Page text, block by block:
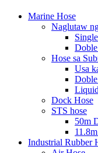
Marine Hose
Naglutaw
Hose sa
Usa
Dock Hose
STS hose
50m
Industrial Rubber